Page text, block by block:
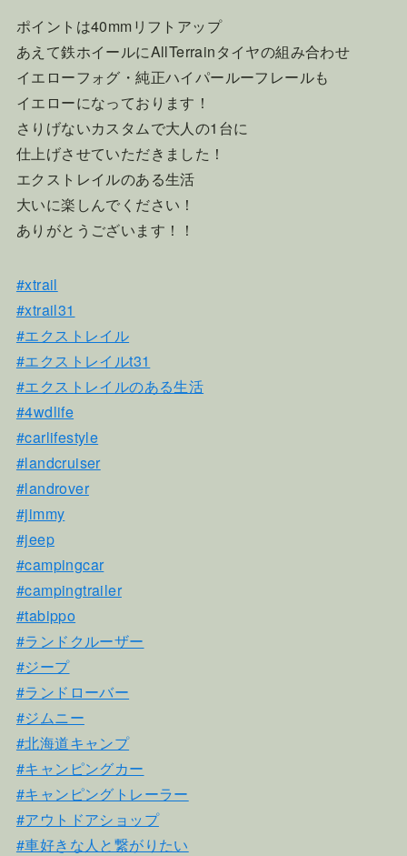
ポイントは40mmリフトアップ
あえて鉄ホイールにAllTerrainタイヤの組み合わせ
イエローフォグ・純正ハイパールーフレールも
イエローになっております！
さりげないカスタムで大人の1台に
仕上げさせていただきました！
エクストレイルのある生活
大いに楽しんでください！
ありがとうございます！！
#xtrail
#xtrail31
#エクストレイル
#エクストレイルt31
#エクストレイルのある生活
#4wdlife
#carlifestyle
#landcruiser
#landrover
#jimmy
#jeep
#campingcar
#campingtrailer
#tabippo
#ランドクルーザー
#ジープ
#ランドローバー
#ジムニー
#北海道キャンプ
#キャンピングカー
#キャンピングトレーラー
#アウトドアショップ
#車好きな人と繋がりたい